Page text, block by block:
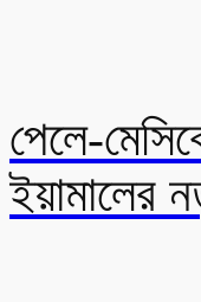
পেলে-
ইয়ামালের